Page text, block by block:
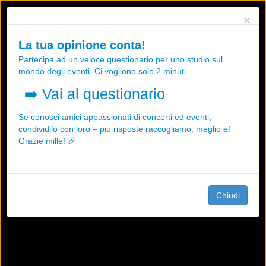
Utilizziamo i cookies, anche di "terze parti", per essere sicuri che tu
possa avere la migliore esperienza sul nostro sito.
sito rappresenta un'accettazione della nostra politica sui cookies.
Maggiori informazioni
×
La tua opinione conta!
Partecipa ad un veloce questionario per uno studio sul
mondo degli eventi. Ci vogliono solo 2 minuti.
➡️ Vai al questionario
Se conosci amici appassionati di concerti ed eventi,
condividilo con loro – più risposte raccogliamo, meglio è!
Grazie mille! 🎉
Chiudi